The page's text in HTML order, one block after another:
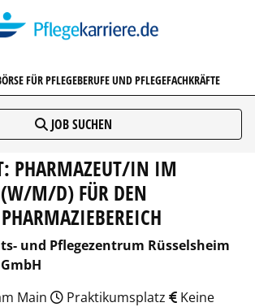
FÜR PFLEGEBERUFE UND PFLEGEFACHKRÄFTE
JOB SUCHEN
PHARMAZEUT/IN IM
M/D) FÜR DEN
und Pflegezentrum Rüsselsheim
Main
Praktikumsplatz
Keine